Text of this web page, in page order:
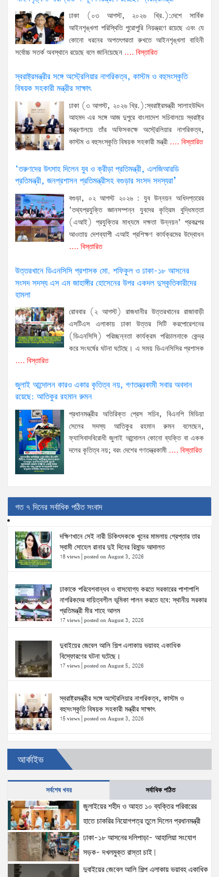
ঢাকা (০৩ আগস্ট, ২০২৬ খ্রি.):দেশে সার্বিক
আইনশৃঙ্খলা পরিস্থিতি পুরোপুরি নিয়ন্ত্রণে রয়েছে এবং যে
কোনো ধরনের অপতৎপরতা রুখতে আইনশৃঙ্খলা বাহিনী
সর্বোচ্চ সতর্ক অবস্থানে রয়েছে বলে জানিয়েছেন .... বিস্তারিত
স্বরাষ্ট্রমন্ত্রীর সঙ্গে অস্ট্রেলিয়ার নাগরিকত্ব, কাস্টম ও বহুসংস্কৃতি
বিষয়ক সহকারী মন্ত্রীর সাক্ষাৎ
ঢাকা (৩ আগস্ট, ২০২৬ খ্রি.):স্বরাষ্ট্রমন্ত্রী সালাহউদ্দিন
আহমদ এর সঙ্গে আজ দুপুরে বাংলাদেশ সচিবালয়ে স্বরাষ্ট্র
মন্ত্রণালয়ে তাঁর অফিসকক্ষে অস্ট্রেলিয়ার নাগরিকত্ব,
কাস্টম ও বহুসংস্কৃতি বিষয়ক সহকারী মন্ত্রী .... বিস্তারিত
‘তরুণদের উৎসাহ দিলেন যুব ও ক্রীড়া প্রতিমন্ত্রী, এলজিআরডি
প্রতিমন্ত্রী, জনপ্রশাসন প্রতিমন্ত্রীসহ বগুড়ার সংসদ সদস্যরা’
বগুড়া, ০২ আগস্ট ২০২৬ : যুব উন্নয়ন অধিদপ্তরের
‘তথ্যপ্রযুক্তি জ্ঞানসম্পন্ন যুবদের কৃত্রিম বুদ্ধিমত্তা
(এআই) প্রযুক্তির মাধ্যমে দক্ষতা উন্নয়ন’ প্রকল্পের
আওতায় দেশব্যাপী এআই প্রশিক্ষণ কার্যক্রমের উদ্বোধন
.... বিস্তারিত
উত্তরখানে ডিএনসিসি প্রশাসক মো. শফিকুল ও ঢাকা-১৮ আসনের
সংসদ সদস্য এস এম জাহাঙ্গীর হোসেনের উপর একদল দুস্কৃতিকারীদের
হামলা
রোববার (২ আগস্ট) রাজধানীর উত্তরখানের রাজাবাড়ী
এসটিএস এলাকায় ঢাকা উত্তর সিটি করপোরেশনের
(ডিএনসিসি) পরিচ্ছন্নতা কার্যক্রম পরিচালনাকে কেন্দ্র
করে সংঘর্ষের ঘটনা ঘটেছে। এ সময় ডিএনসিসির প্রশাসক
.... বিস্তারিত
জুলাই আন্দোলন কারও একার কৃতিত্ব নয়, গণতন্ত্রকামী সবার অবদান
রয়েছে: আতিকুর রহমান রুমন
প্রধানমন্ত্রীর অতিরিক্ত প্রেস সচিব, বিএনপি মিডিয়া
সেলের সদস্য আতিকুর রহমান রুমন বলেছেন,
ফ্যাসিবাদবিরোধী জুলাই আন্দোলন কোনো ব্যক্তি বা একক
দলের কৃতিত্ব নয়; বরং দেশের গণতন্ত্রকামী .... বিস্তারিত
গত ৭ দিনের সর্বাধিক পঠিত সংবাদ
দক্ষিণখানে সেই নারী চিকিৎসককে খুনের মামলায় গ্রেপ্তার তার
স্বামী সোহেল রানার দুই দিনের রিমান্ড আদালত
18 views posted on August 3, 2026
ঢাকাকে পরিবেশবান্ধব ও বাসযোগ্য করতে সরকারের পাশাপাশি
নাগরিকদের দায়িত্বশীল ভূমিকা পালন করতে হবে: স্থানীয় সরকার
প্রতিমন্ত্রী মীর শাহে আলম
17 views posted on August 3, 2026
দুবাইয়ের জেবেল আলি শিল্প এলাকায় ভয়াবহ একাধিক
বিস্ফোরণের ঘটনা ঘটেছে।
17 views posted on August 5, 2026
স্বরাষ্ট্রমন্ত্রীর সঙ্গে অস্ট্রেলিয়ার নাগরিকত্ব, কাস্টম ও
বহুসংস্কৃতি বিষয়ক সহকারী মন্ত্রীর সাক্ষাৎ
15 views posted on August 3, 2026
ঢাকা-১৮ আসনের দলিপাড়া- আহালিয়া সংযোগ সড়ক-
দখলমুক্ত রাস্তা চাই!
15 views|posted on August 6, 2026
জুলাইয়ের শহীদ ও আহত ১০ ব্যক্তির পরিবারের হাতে চাকরির
নিয়োগপত্র তুলে দিলেন প্রধানমন্ত্রী
15 views |posted on August 8, 2026
আইনশৃঙ্খলা পরিস্থিতি সম্পূর্ণ নিয়ন্ত্রণে রয়েছে: স্বরাষ্ট্রমন্ত্রী
12 views |posted on August 3, 2026
আর্কাইভ
সর্বশেষ খবর সর্বাধিক পঠিত
জুলাইয়ের শহীদ ও আহত ১০ ব্যক্তির পরিবারের
হাতে চাকরির নিয়োগপত্র তুলে দিলেন প্রধানমন্ত্রী
ঢাকা-১৮ আসনের দলিপাড়া- আহালিয়া সংযোগ
সড়ক- দখলমুক্ত রাস্তা চাই!
দুবাইয়ের জেবেল আলি শিল্প এলাকায় ভয়াবহ একাধিক